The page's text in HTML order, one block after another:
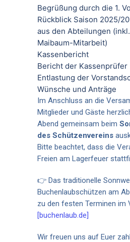
Begrüßung durch die 1.
Rückblick Saison 2025/
aus den Abteilungen
Maibaum-Mitarbeit)
Kassenbericht
Bericht der Kassenprüfer
Entlastung der
Wünsche und Anträge
Im Anschluss an die
Mitglieder und Gäste
Abend gemeinsam beim
des Schützenvereins
Bitte beachtet, dass die
Freien am Lagerfeuer
👉 Das traditionelle
Buchenlaubschützen am
zu den festen Terminen im
[buchenlaub.de]
Wir freuen uns auf Euer